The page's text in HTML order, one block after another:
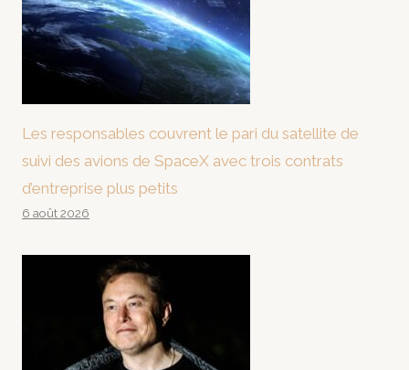
Les responsables couvrent le pari du satellite de
suivi des avions de SpaceX avec trois contrats
d’entreprise plus petits
6 août 2026